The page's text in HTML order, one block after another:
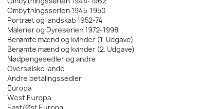
Ombytningsserien 1945-1950
Portræt og landskab 1952-74
Malerier og Dyreserien 1972-1998
Berømte mænd og kvinder (1. Udgave)
Berømte mænd og kvinder (2. Udgave)
Nødpengesedler og andre
Oversøiske lande
Andre betalingssedler
Europa
West Europa